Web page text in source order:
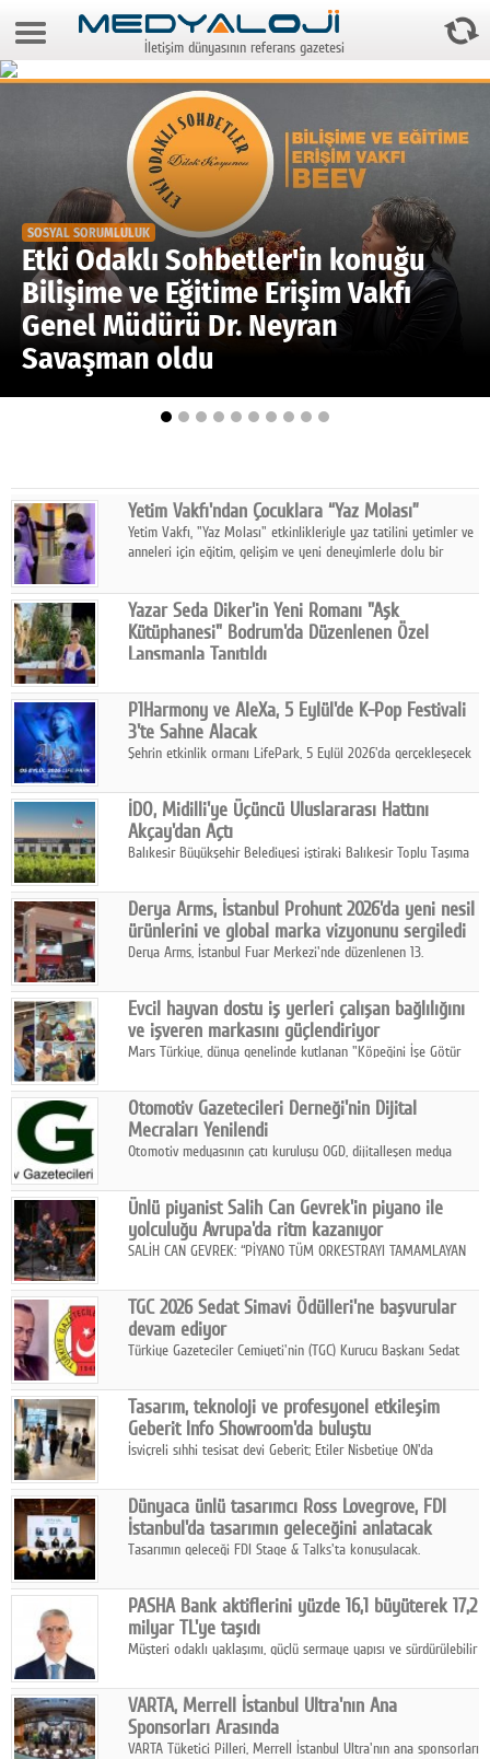
7 Ağustos 2026 20:10:15
Video Galeri
Gazeteler
Medya
Reyting-tiraj
Teknoloji
Televizyon
Facebook
Diziler
Karikatür
Youtube
Polemik
Reklam
Yazarlar
Künye
SOSYAL MEDYA
Facebook
Twitter
Google Plus
© 2026 TÜM HAKLARI SAKLIDIR
İletişim dünyasının referans gazetesi
SOSYAL SORUMLULUK
Etki Odaklı Sohbetler'in konuğu
Bilişime ve Eğitime Erişim Vakfı
Genel Müdürü Dr. Neyran
Savaşman oldu
Yetim Vakfı'ndan Çocuklara “Yaz Molası”
Yetim Vakfı, "Yaz Molası" etkinlikleriyle yaz tatilini yetimler ve
anneleri için eğitim, gelişim ve yeni deneyimlerle dolu bir
Yazar Seda Diker'in Yeni Romanı "Aşk
Kütüphanesi" Bodrum'da Düzenlenen Özel
Lansmanla Tanıtıldı
Diker'in 13. kitabı “Aşk Kütüphanesi” 6 Ağustos'ta Casa dell'Arte
Bodrum'da düzenlenen özel lansmanla okurlarıyla buluştu.
P1Harmony ve AleXa, 5 Eylül'de K-Pop Festivali
3'te Sahne Alacak
Şehrin etkinlik ormanı LifePark, 5 Eylül 2026'da gerçekleşecek
haritasında önemli bir destinasyon haline getirmeye
hazırlanıyor.
İDO, Midilli'ye Üçüncü Uluslararası Hattını
Akçay'dan Açtı
Balıkesir Büyükşehir Belediyesi iştiraki Balıkesir Toplu Taşıma
Midilli hattının resmi açılışı gerçekleştirildi.
Derya Arms, İstanbul Prohunt 2026'da yeni nesil
ürünlerini ve global marka vizyonunu sergiledi
Derya Arms, İstanbul Fuar Merkezi'nde düzenlenen 13.
Fuarı'nda sektör profesyonelleri, iş ortakları, bayiler ve son
kullanıcılarla bir araya geldi.
Evcil hayvan dostu iş yerleri çalışan bağlılığını
ve işveren markasını güçlendiriyor
Mars Türkiye, dünya genelinde kutlanan "Köpeğini İşe Götür
çalışan bağlılığı, iyi olma hali ve işveren markası üzerindeki
etkisine dikkat çekti.
Otomotiv Gazetecileri Derneği'nin Dijital
Mecraları Yenilendi
Otomotiv medyasının çatı kuruluşu OGD, dijitalleşen medya
hedefiyle internet sitesini ve sosyal medya kanallarını yeniledi.
Ünlü piyanist Salih Can Gevrek'in piyano ile
yolculuğu Avrupa'da ritm kazanıyor
SALİH CAN GEVREK: “PİYANO TÜM ORKESTRAYI TAMAMLAYAN
ETKİ YARATIYOR"
TGC 2026 Sedat Simavi Ödülleri'ne başvurular
devam ediyor
Türkiye Gazeteciler Cemiyeti'nin (TGC) Kurucu Başkanı Sedat
Tasarım, teknoloji ve profesyonel etkileşim
Geberit Info Showroom'da buluştu
İsviçreli sıhhi tesisat devi Geberit; Etiler Nisbetiye ON'da
ortaklığıyla özel bir davete ev sahipliği yaptı.
Dünyaca ünlü tasarımcı Ross Lovegrove, FDI
İstanbul'da tasarımın geleceğini anlatacak
Tasarımın geleceği FDI Stage & Talks'ta konuşulacak.
PASHA Bank aktiflerini yüzde 16,1 büyüterek 17,2
milyar TL'ye taşıdı
Müşteri odaklı yaklaşımı, güçlü sermaye yapısı ve sürdürülebilir
yılının ilk yarısında güçlü finansal performansını korudu.
VARTA, Merrell İstanbul Ultra'nın Ana
Sponsorları Arasında
VARTA Tüketici Pilleri, Merrell İstanbul Ultra'nın ana sponsorları